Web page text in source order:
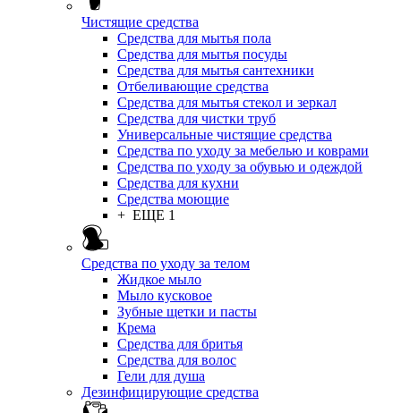
Чистящие средства
Средства для мытья пола
Средства для мытья посуды
Средства для мытья сантехники
Отбеливающие средства
Средства для мытья стекол и зеркал
Средства для чистки труб
Универсальные чистящие средства
Средства по уходу за мебелью и коврами
Средства по уходу за обувью и одеждой
Средства для кухни
Средства моющие
+ ЕЩЕ 1
Средства по уходу за телом
Жидкое мыло
Мыло кусковое
Зубные щетки и пасты
Крема
Средства для бритья
Средства для волос
Гели для душа
Дезинфицирующие средства